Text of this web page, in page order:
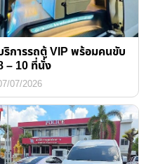
ริการรถตู้ VIP พร้อมคนขับ
– 10 ที่นั่ง
07/2026